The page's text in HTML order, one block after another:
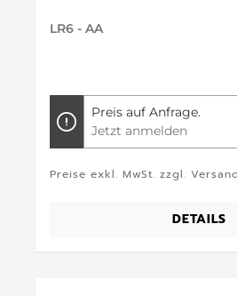
LR6 - AA
Preis auf Anfrage.
Jetzt anmelden
Preise exkl. MwSt. zzgl.
DETAILS